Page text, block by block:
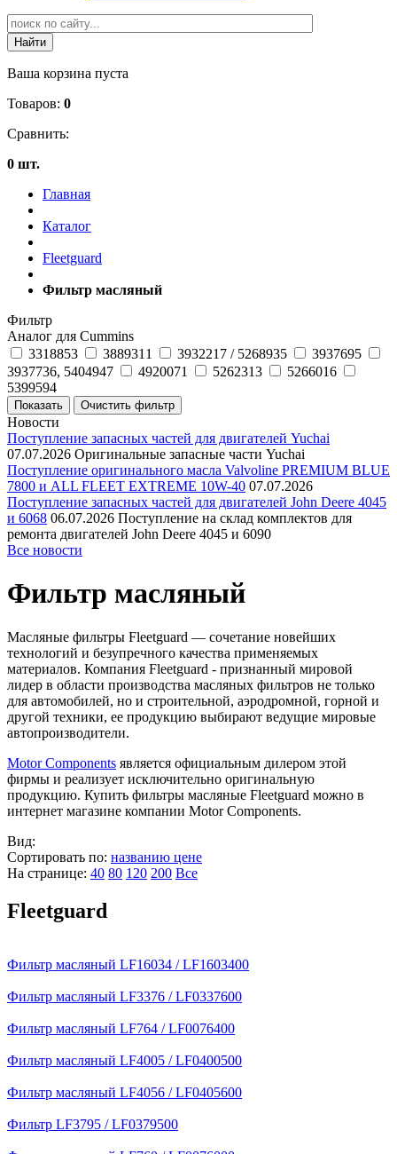
Ваша корзина пуста
Товаров: 0
Сравнить:
0 шт.
Главная
Каталог
Fleetguard
Фильтр масляный
Фильтр
Аналог для Cummins
3318853
3889311 3932217 / 5268935
3937695
3937736, 5404947
4920071 5262313
5266016
5399594
Новости
Поступление запасных частей для двигателей Yuchai
07.07.2026 Оригинальные запасные части Yuchai
Поступление оригинального масла Valvoline PREMIUM BLUE
7800 и ALL FLEET EXTREME 10W-40 07.07.2026
Поступление запасных частей для двигателей John Deere 4045
и 6068 06.07.2026 Поступление на склад комплектов для
ремонта двигателей John Deere 4045 и 6090
Все новости
Фильтр масляный
Масляные фильтры Fleetguard — сочетание новейших
технологий и безупречного качества применяемых
материалов. Компания Fleetguard - признанный мировой
лидер в области производства масляных фильтров не только
для автомобилей, но и строительной, аэродромной, горной и
другой техники, ее продукцию выбирают ведущие мировые
автопроизводители.
Motor Components является официальным дилером этой
фирмы и реализует исключительно оригинальную
продукцию. Купить фильтры масляные Fleetguard можно в
интернет магазине компании Motor Components.
Вид:
Сортировать по: названию цене
На странице: 40 80 120 200 Все
Fleetguard
Фильтр масляный LF16034 / LF1603400
Фильтр масляный LF3376 / LF0337600
Фильтр масляный LF764 / LF0076400
Фильтр масляный LF4005 / LF0400500
Фильтр масляный LF4056 / LF0405600
Фильтр LF3795 / LF0379500